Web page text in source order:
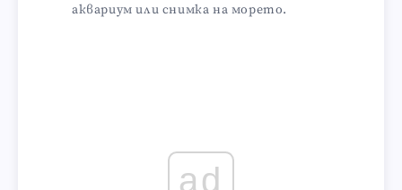
аквариум или снимка на морето.
ad